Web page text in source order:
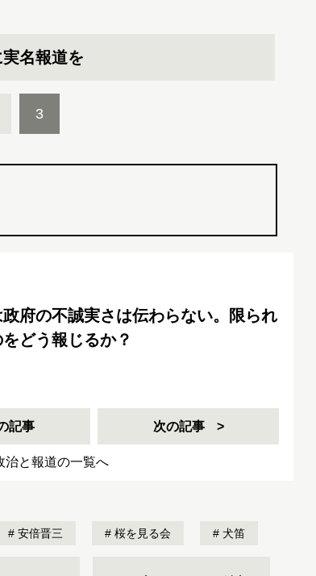
名報道を
3
政府の不誠実さは伝わらない。限られ
どう報じるか？
記事 次の記事
治と報道の一覧へ
安倍晋三 桜を見る会 犬笛